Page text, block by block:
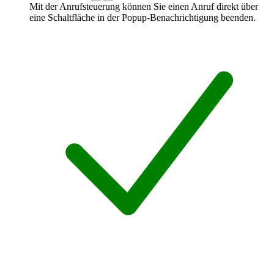
Mit der Anrufsteuerung können Sie einen Anruf direkt über
eine Schaltfläche in der Popup-Benachrichtigung beenden.